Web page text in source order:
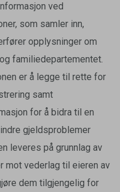
ved
som samler inn,
opplysninger om
familiedepartementet.
er å legge til rette for
samt
for å bidra til en
gjeldsproblemer
leveres på grunnlag av
mot vederlag til eieren av
dem tilgjengelig for